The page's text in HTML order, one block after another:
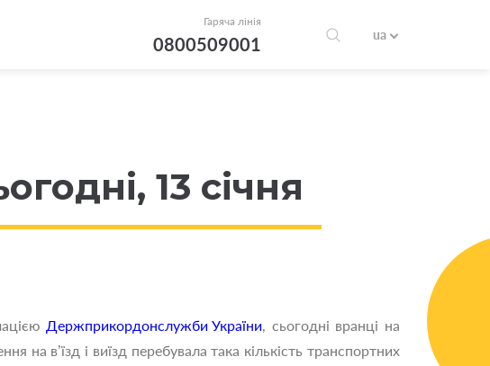
Гаряча лінія
0800509001 ua
13 січня
Держприкордонслужби України, сьогодні вранці на
на в’їзд і виїзд перебувала така кількість транспортних